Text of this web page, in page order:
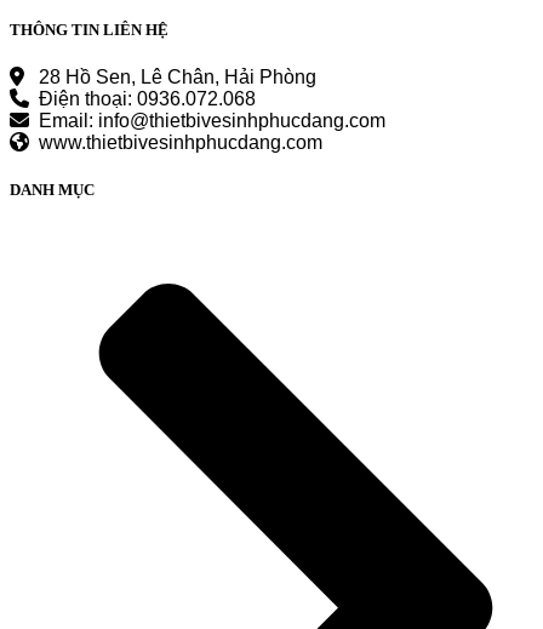
THÔNG TIN LIÊN HỆ
28 Hồ Sen, Lê Chân, Hải Phòng
Điện thoại: 0936.072.068
Email: info@thietbivesinhphucdang.com
www.thietbivesinhphucdang.com
DANH MỤC